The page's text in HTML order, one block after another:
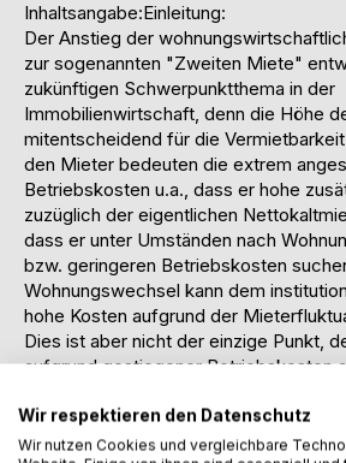
Inhaltsangabe:Einleitung:
Der Anstieg der
zur sogenannten "Zweiten Miete"
zukünftigen Schwerpunktthema in der
Immobilienwirtschaft, denn die Höhe
mitentscheidend für die
den Mieter bedeuten die extrem
Betriebskosten u.a., dass er hohe
zuzüglich der eigentlichen
dass er unter Umständen nach
bzw. geringeren Betriebskosten
Wohnungswechsel kann dem
hohe Kosten aufgrund der
Dies ist aber nicht der einzige Punkt,
aufgrund gestiegener Betriebskosten
gewinnt. Hohe Betriebskosten
Wohnungsleerstände oder
bescheren. Aber auch die
Wir respektieren den Datenschutz
Wir nutzen Cookies und vergleichbare